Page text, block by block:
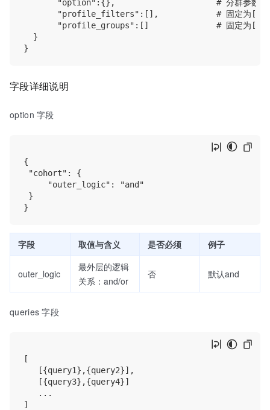
       "option":{},                     # 分群参数
       "profile_filters":[],            # 固定为[]
       "profile_groups":[]              # 固定为[]
  }
字段详细说明
option 字段
{
"cohort": {
     "outer_logic": "and"
}
字段 取值与含义 是否必须 例子
outer_logic
最外层的逻辑
关系：and/or
否 默认and
queries 字段
[
   [{query1},{query2}],
   [{query3},{query4}]
   ...